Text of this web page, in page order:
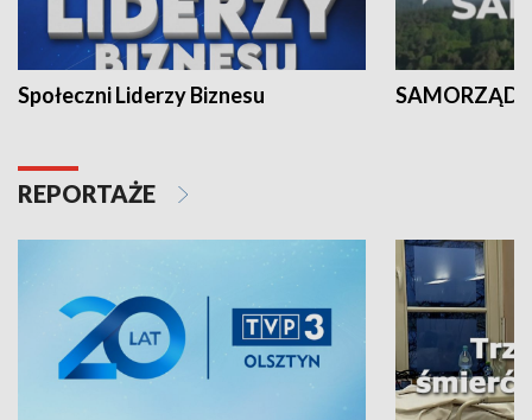
Społeczni Liderzy Biznesu SAMORZĄD
REPORTAŻE